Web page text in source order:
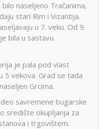
naseljeno Tračanima,
stari Rim i Vizantija.
u 7. veku. Od 9.
bila u sastavu
je pala pod vlast
5 vekova. Grad se tada
Grcima.
savremene bugarske
središte okupljanja za
i trgovištem.